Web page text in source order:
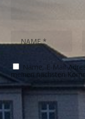
Name, E-Mail-
meinen nächsten